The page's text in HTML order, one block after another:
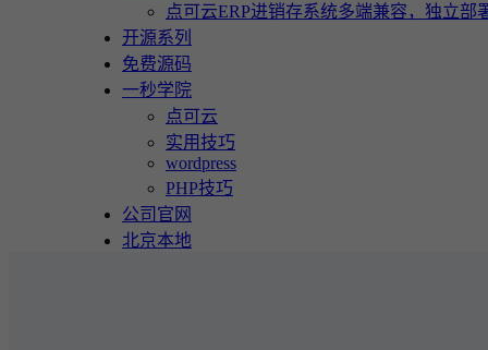
点可云ERP进销存系统多端兼容，独立部
开源系列
免费源码
一秒学院
点可云
实用技巧
wordpress
PHP技巧
公司官网
北京本地